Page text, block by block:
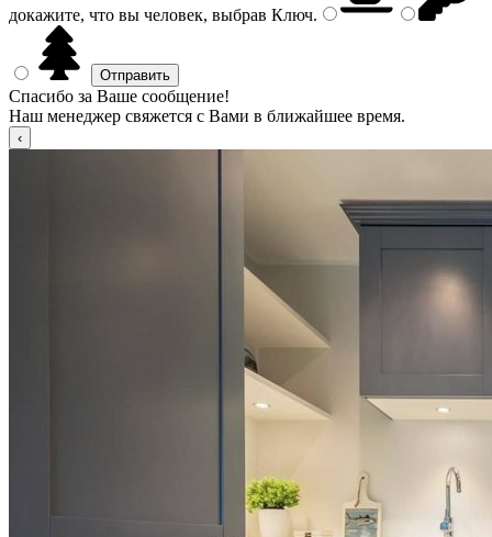
докажите, что вы человек, выбрав Ключ.
Спасибо за Ваше сообщение!
Наш менеджер свяжется с Вами в ближайшее время.